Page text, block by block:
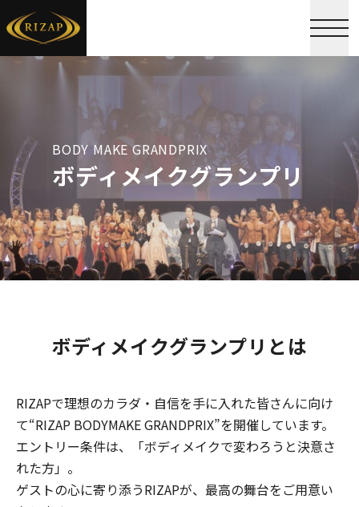
BODY MAKE GRANDPRIX
ボディメイクグランプリ
ボディメイクグランプリとは
RIZAPで理想のカラダ・自信を手に入れた皆さんに向け
て“RIZAP BODYMAKE GRANDPRIX”を開催しています。
エントリー条件は、「ボディメイクで変わろうと決意さ
れた方」。
ゲストの心に寄り添うRIZAPが、最高の舞台をご用意い